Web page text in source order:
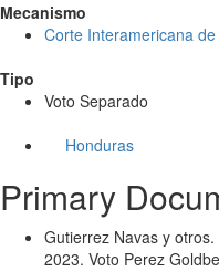
Mecanismo
Corte Interamericana
Tipo
Voto Separado
Honduras
Primary
Gutierrez Navas y
2023. Voto Perez